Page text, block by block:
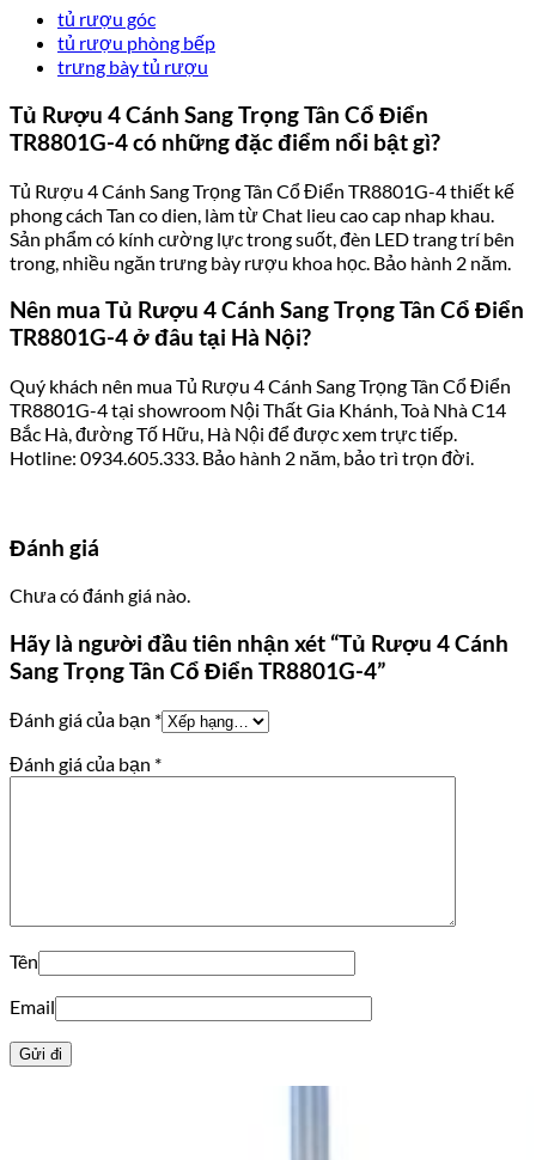
tủ rượu góc
tủ rượu phòng bếp
trưng bày tủ rượu
Tủ Rượu 4 Cánh Sang Trọng Tân Cổ Điển
TR8801G-4 có những đặc điểm nổi bật gì?
Tủ Rượu 4 Cánh Sang Trọng Tân Cổ Điển TR8801G-4 thiết kế
phong cách Tan co dien, làm từ Chat lieu cao cap nhap khau.
Sản phẩm có kính cường lực trong suốt, đèn LED trang trí bên
trong, nhiều ngăn trưng bày rượu khoa học. Bảo hành 2 năm.
Nên mua Tủ Rượu 4 Cánh Sang Trọng Tân Cổ Điển
TR8801G-4 ở đâu tại Hà Nội?
Quý khách nên mua Tủ Rượu 4 Cánh Sang Trọng Tân Cổ Điển
TR8801G-4 tại showroom Nội Thất Gia Khánh, Toà Nhà C14
Bắc Hà, đường Tố Hữu, Hà Nội để được xem trực tiếp.
Hotline: 0934.605.333. Bảo hành 2 năm, bảo trì trọn đời.
Đánh giá
Chưa có đánh giá nào.
Hãy là người đầu tiên nhận xét “Tủ Rượu 4 Cánh
Sang Trọng Tân Cổ Điển TR8801G-4”
Đánh giá của bạn *
Đánh giá của bạn *
Tên
Email